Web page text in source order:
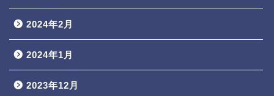
2024年2月
2024年1月
2023年12月